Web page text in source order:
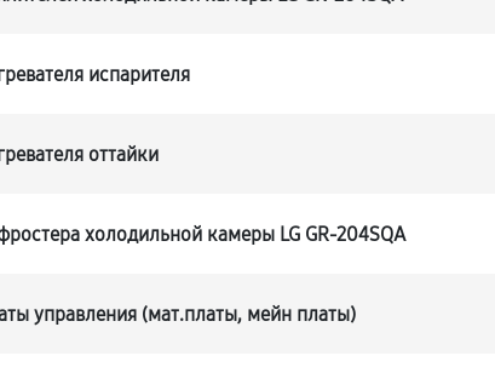
испарителя
оттайки
холодильной камеры LG GR-204SQA
управления (мат.платы, мейн платы)